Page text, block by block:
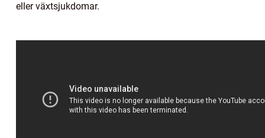
eller växtsjukdomar.